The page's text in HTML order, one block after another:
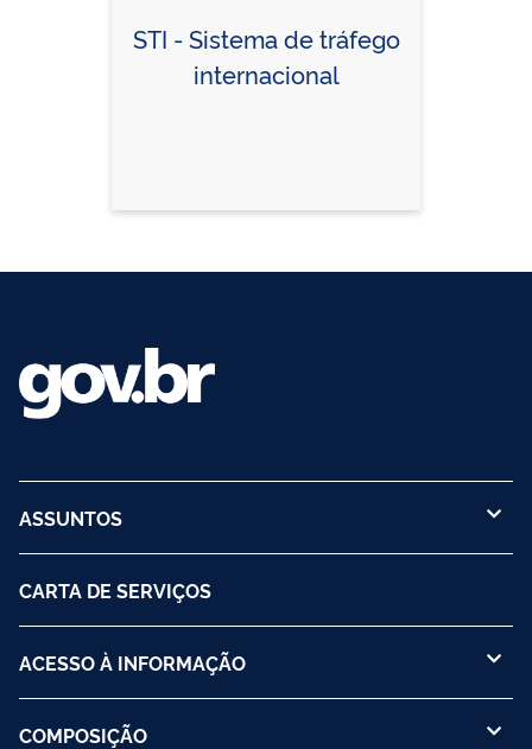
STI - Sistema de tráfego
internacional
ASSUNTOS
CARTA DE SERVIÇOS
ACESSO À INFORMAÇÃO
COMPOSIÇÃO